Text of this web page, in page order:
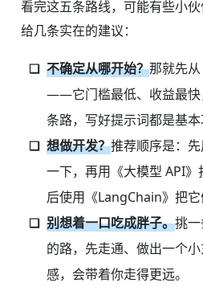
看完这五条路线，可能有些小
给几条实在的建议：
不确定从哪开始？那就先
——它门槛最低、收益最快
条路，写好提示词都是基本
想做开发？推荐顺序是：
一下，再用《大模型 API》
后使用《LangChain》把它
别想着一口吃成胖子。挑
的路，先走通、做出一个
感，会带着你走得更远。